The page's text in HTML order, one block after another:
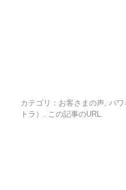
カテゴリ： お客さまの声,パワ
トラ） . この記事のURL.